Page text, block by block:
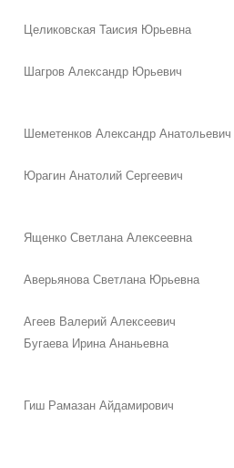
Целиковская Таисия Юрьевна
Шагров Александр Юрьевич
Шеметенков Александр Анатольевич
Юрагин Анатолий Сергеевич
Ященко Светлана Алексеевна
Аверьянова Светлана Юрьевна
Агеев Валерий Алексеевич
Бугаева Ирина Ананьевна
Гиш Рамазан Айдамирович